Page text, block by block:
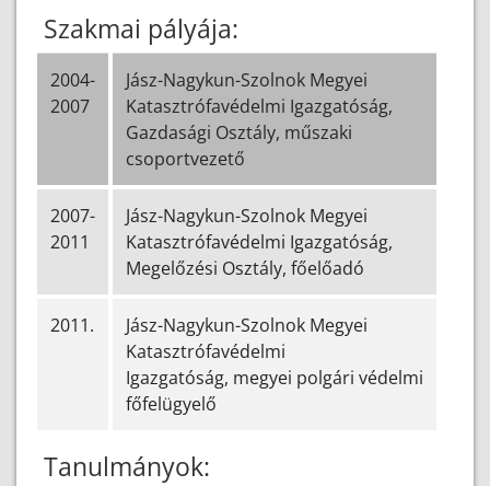
Szakmai pályája:
2004-
2007
Jász-Nagykun-Szolnok Megyei
Katasztrófavédelmi Igazgatóság,
Gazdasági Osztály, műszaki
csoportvezető
2007-
2011
Jász-Nagykun-Szolnok Megyei
Katasztrófavédelmi Igazgatóság,
Megelőzési Osztály, főelőadó
2011.
Jász-Nagykun-Szolnok Megyei
Katasztrófavédelmi
Igazgatóság, megyei polgári védelmi
főfelügyelő
Tanulmányok: